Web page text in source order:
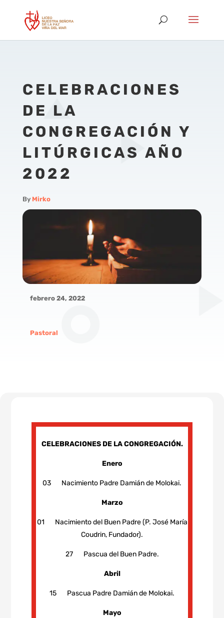
CELEBRACIONES
DE LA
CONGREGACIÓN Y
LITÚRGICAS AÑO
2022
By Mirko
febrero 24, 2022
Pastoral
CELEBRACIONES DE LA CONGREGACIÓN.
Enero
03 Nacimiento Padre Damián de Molokai.
Marzo
01 Nacimiento del Buen Padre (P. José María
Coudrin, Fundador).
27 Pascua del Buen Padre.
Abril
15 Pascua Padre Damián de Molokai.
Mayo